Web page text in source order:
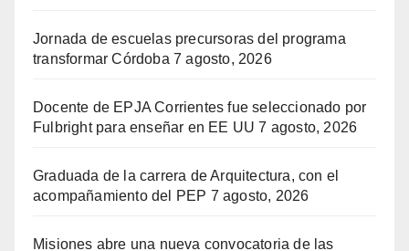
Jornada de escuelas precursoras del programa
transformar Córdoba 7 agosto, 2026
Docente de EPJA Corrientes fue seleccionado por
Fulbright para enseñar en EE UU 7 agosto, 2026
Graduada de la carrera de Arquitectura, con el
acompañamiento del PEP 7 agosto, 2026
Misiones abre una nueva convocatoria de las